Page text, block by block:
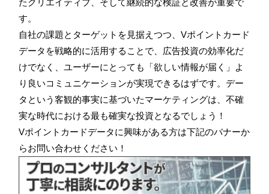
す。
自社の課題とターゲットを見据えつつ、Vポイントカード
データを戦略的に活用することで、広告投資の効率化だ
けでなく、ユーザーにとっても「欲しい情報が届く」よ
り良いコミュニケーションが実現できるはずです。デー
タという客観的事実に基づいたマーケティングは、不確
実な時代における最も確実な投資となるでしょう！
Vポイントカードデータに興味がある方は下記のバナーか
らお問い合わせください！